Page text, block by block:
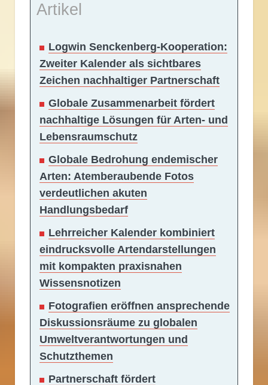
Artikel
Logwin Senckenberg-Kooperation:
Zweiter Kalender als sichtbares
Zeichen nachhaltiger Partnerschaft
Globale Zusammenarbeit fördert
nachhaltige Lösungen für Arten- und
Lebensraumschutz
Globale Bedrohung endemischer
Arten: Atemberaubende Fotos
verdeutlichen akuten
Handlungsbedarf
Lehrreicher Kalender kombiniert
eindrucksvolle Artendarstellungen
mit kompakten praxisnahen
Wissensnotizen
Fotografien eröffnen ansprechende
Diskussionsräume zu globalen
Umweltverantwortungen und
Schutzthemen
Partnerschaft fördert